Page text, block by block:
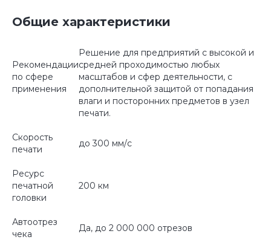
Общие характеристики
Рекомендации
по сфере
применения
Решение для предприятий с высокой и
средней проходимостью любых
масштабов и сфер деятельности, с
дополнительной защитой от попадания
влаги и посторонних предметов в узел
печати.
Скорость
печати
до 300 мм/с
Ресурс
печатной
головки
200 км
Автоотрез
чека
Да, до 2 000 000 отрезов